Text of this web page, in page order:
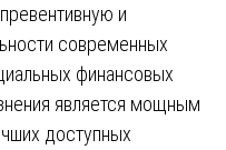
и
современных
финансовых
является мощным
доступных